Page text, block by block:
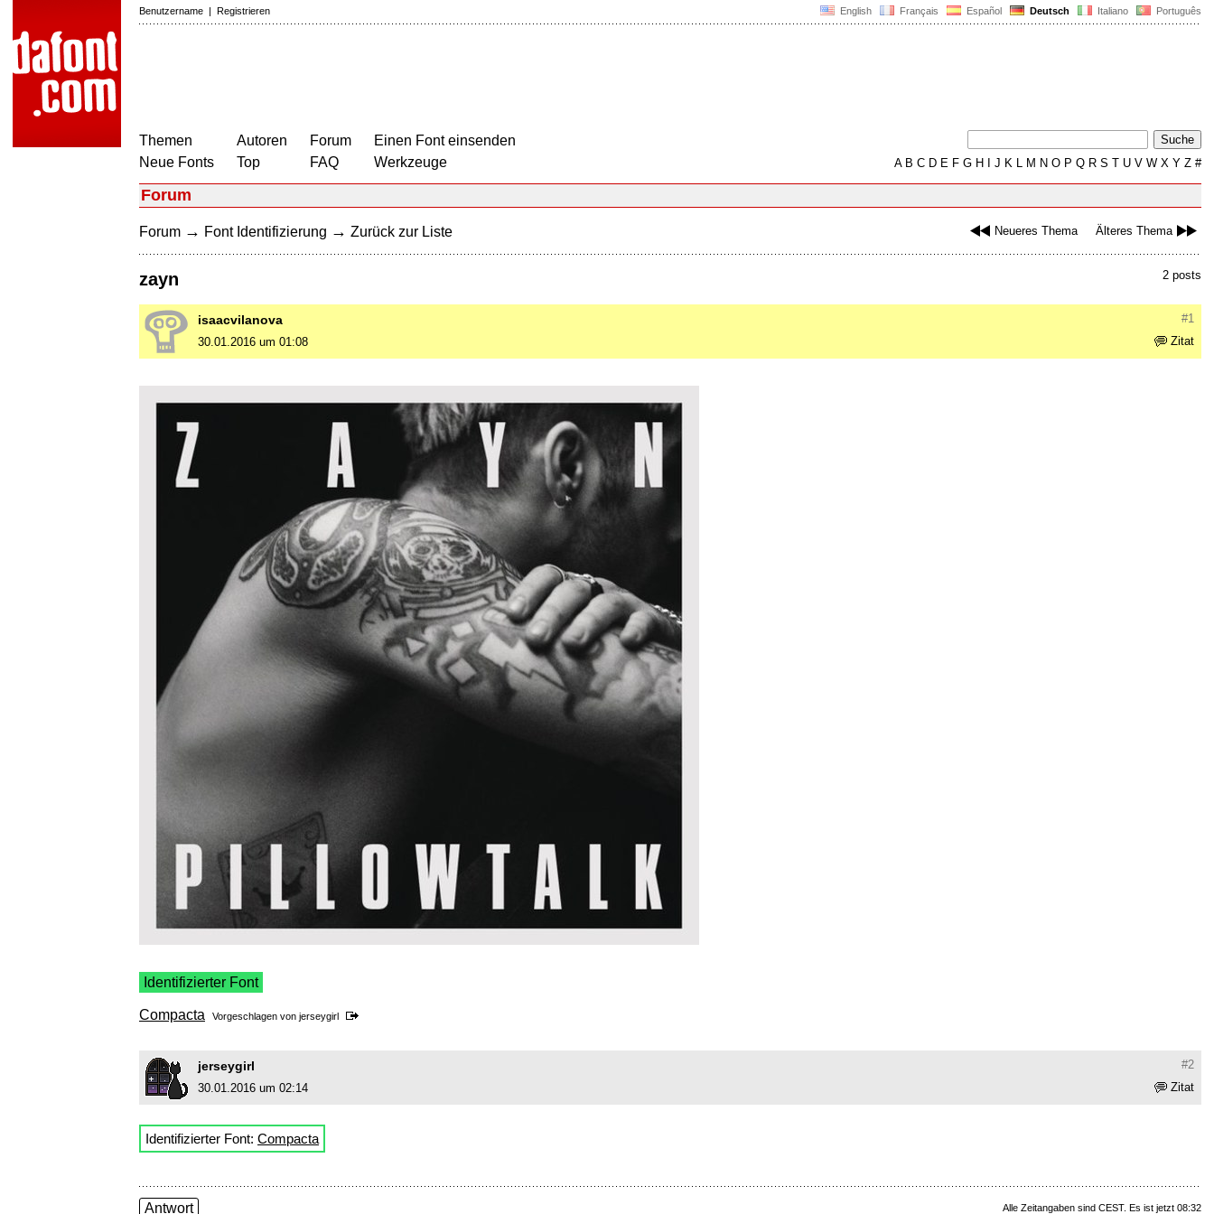
English Français Español Deutsch Italiano Português
Benutzername | Registrieren
Themen
Neue Fonts
Autoren
Top
Forum
FAQ
Einen Font einsenden
Werkzeuge
AB C D E F G H J K L M N O P Q R S T U V W X Y Z #
Forum
Neueres Thema Älteres Thema
Forum → Font Identifizierung → Zurück zur Liste
2 posts
zayn
#1
isaacvilanova
Zitat
30.01.2016 um 01:08
Identifizierter Font
Compacta Vorgeschlagen von jerseygirl
#2
jerseygirl
Zitat
30.01.2016 um 02:14
Identifizierter Font: Compacta
Alle Zeitangaben sind CEST. Es ist jetzt 08:32
Antwort